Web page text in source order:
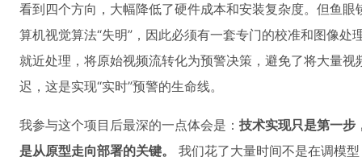
看到四个方向，大幅降低了硬件成本和安装复杂度。但鱼
算机视觉算法“失明”，因此必须有一套专门的校准和图像
就近处理，将原始视频流转化为预警决策，避免了将大量
迟，这是实现“实时”预警的生命线。
我参与这个项目后最深的一点体会是： 技术实现只是第一步
是从原型走向部署的关键。
我们花了大量时间不是在调模